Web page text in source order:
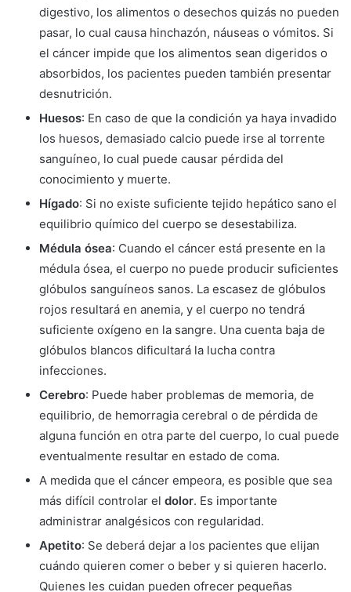
digestivo, los alimentos o desechos quizás no pueden
pasar, lo cual causa hinchazón, náuseas o vómitos. Si
el cáncer impide que los alimentos sean digeridos o
absorbidos, los pacientes pueden también presentar
desnutrición.
Huesos: En caso de que la condición ya haya invadido
los huesos, demasiado calcio puede irse al torrente
sanguíneo, lo cual puede causar pérdida del
conocimiento y muerte.
Hígado: Si no existe suficiente tejido hepático sano el
equilibrio químico del cuerpo se desestabiliza.
Médula ósea: Cuando el cáncer está presente en la
médula ósea, el cuerpo no puede producir suficientes
glóbulos sanguíneos sanos. La escasez de glóbulos
rojos resultará en anemia, y el cuerpo no tendrá
suficiente oxígeno en la sangre. Una cuenta baja de
glóbulos blancos dificultará la lucha contra
infecciones.
Cerebro: Puede haber problemas de memoria, de
equilibrio, de hemorragia cerebral o de pérdida de
alguna función en otra parte del cuerpo, lo cual puede
eventualmente resultar en estado de coma.
A medida que el cáncer empeora, es posible que sea
más difícil controlar el dolor. Es importante
administrar analgésicos con regularidad.
Apetito: Se deberá dejar a los pacientes que elijan
cuándo quieren comer o beber y si quieren hacerlo.
Quienes les cuidan pueden ofrecer pequeñas